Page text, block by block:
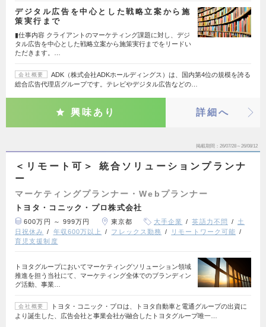
デジタル広告を中心とした戦略立案から施
策実行まで
▮仕事内容 クライアントのマーケティング課題に対し、デジ
タル広告を中心とした戦略立案から施策実行までをリードい
ただきます。…
会社概要
ADK（株式会社ADKホールディングス）は、国内第4位の規模を誇る
総合広告代理店グループです。テレビやデジタル広告などの…
興味あり 詳細へ
掲載期間 26/07/28～26/08/12
＜リモート可＞ 統合ソリューションプランナ
ー
マーケティングプランナー・Webプランナー
トヨタ・コニック・プロ株式会社
600万円 ～ 999万円 東京都 大手企業 英語力不問
土
日祝休み
年収600万以上 フレックス勤務
リモートワーク可能
育児支援制度
トヨタグループにおいてマーケティングソリューション領域
推進を担う当社にて、マーケティング全体でのブランディン
グ活動、事業…
会社概要
トヨタ・コニック・プロは、トヨタ自動車と電通グループの出資に
より誕生した、広告会社と事業会社が融合したトヨタグループ唯一…